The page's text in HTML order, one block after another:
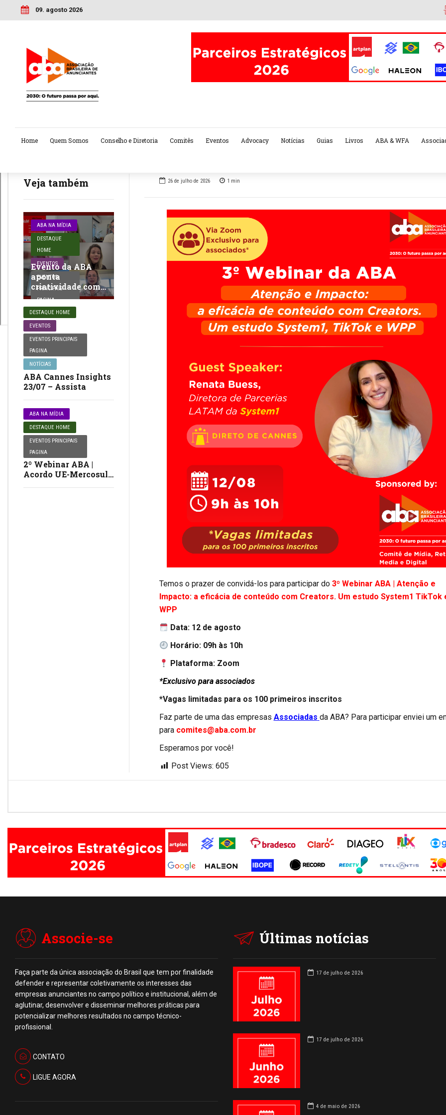
09. agosto 2026
Home Quem Somos Conselho e Diretoria Comitês Eventos Advocacy Notícias Guias Livros ABA & WFA
Veja também
ABA NA MÍDIA
DESTAQUE
HOME
EVENTOS
EVENTOS
PRINCIPAIS
PAGINA
Evento da ABA
aponta
criatividade como
infraestrutura…
DESTAQUE HOME
EVENTOS
EVENTOS PRINCIPAIS
PAGINA
NOTÍCIAS
ABA Cannes Insights
23/07 – Assista
ABA NA MÍDIA
DESTAQUE HOME
EVENTOS PRINCIPAIS
PAGINA
2º Webinar ABA |
Acordo UE-Mercosul |
26 de julho de 2026 1 min
Temos o prazer de convidá-los para participar do 3º Webinar ABA | Atenção e
Impacto: a eficácia de conteúdo com Creators. Um estudo System1 TikTok
WPP
Data: 12 de agosto
Horário: 09h às 10h
Plataforma: Zoom
*Exclusivo para associados
*Vagas limitadas para os 100 primeiros inscritos
Faz parte de uma das empresas Associadas da ABA? Para participar enviei um
para comites@aba.com.br
Esperamos por você!
Post Views: 605
Associe-se
Faça parte da única associação do Brasil que tem por finalidade
defender e representar coletivamente os interesses das
empresas anunciantes no campo político e institucional, além de
aglutinar, desenvolver e disseminar melhores práticas para
potencializar melhores resultados no campo técnico-
profissional.
CONTATO
LIGUE AGORA
Últimas notícias
17 de julho de 2026
17 de julho de 2026
4 de maio de 2026